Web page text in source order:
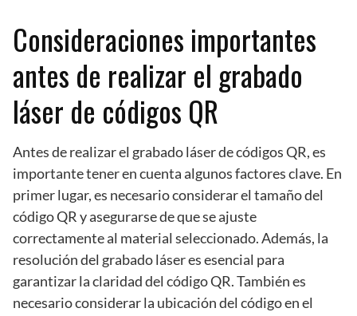
Consideraciones importantes
antes de realizar el grabado
láser de códigos QR
Antes de realizar el grabado láser de códigos QR, es
importante tener en cuenta algunos factores clave. En
primer lugar, es necesario considerar el tamaño del
código QR y asegurarse de que se ajuste
correctamente al material seleccionado. Además, la
resolución del grabado láser es esencial para
garantizar la claridad del código QR. También es
necesario considerar la ubicación del código en el